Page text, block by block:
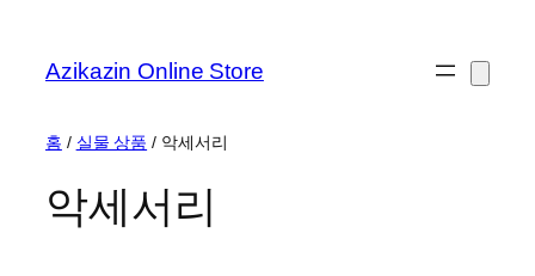
Azikazin Online Store
홈 / 실물 상품 / 악세서리
악세서리